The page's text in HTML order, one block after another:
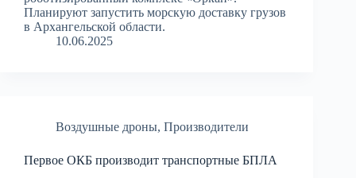
Планируют запустить морскую доставку грузов
в Архангельской области.
10.06.2025
Воздушные дроны, Производители
Первое ОКБ производит транспортные БПЛА